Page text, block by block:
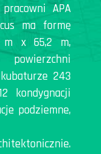
APA
ma formę
m x 65,2 m,
243
kondygnacji
podziemne,